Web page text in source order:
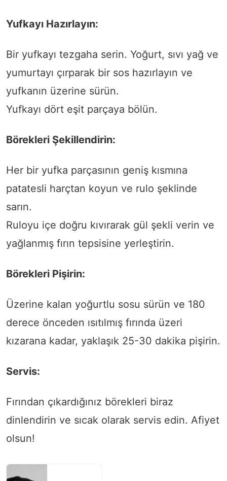
Yufkayı Hazırlayın:
Bir yufkayı tezgaha serin. Yoğurt, sıvı yağ ve
yumurtayı çırparak bir sos hazırlayın ve
yufkanın üzerine sürün.
Yufkayı dört eşit parçaya bölün.
Börekleri Şekillendirin:
Her bir yufka parçasının geniş kısmına
patatesli harçtan koyun ve rulo şeklinde
sarın.
Ruloyu içe doğru kıvırarak gül şekli verin ve
yağlanmış fırın tepsisine yerleştirin.
Börekleri Pişirin:
Üzerine kalan yoğurtlu sosu sürün ve 180
derece önceden ısıtılmış fırında üzeri
kızarana kadar, yaklaşık 25-30 dakika pişirin.
Servis:
Fırından çıkardığınız börekleri biraz
dinlendirin ve sıcak olarak servis edin. Afiyet
olsun!